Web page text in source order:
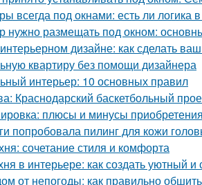
всегда под окнами: есть ли логика
нужно размещать под окном:
дизайне: как сделать
квартиру без помощи дизайнера
интерьер: 10 основных правил
Краснодарский баскетбольный
плюсы и минусы
попробовала пилинг для кожи
сочетание стиля и комфорта
в интерьере: как создать уютный
от непогоды: как правильно